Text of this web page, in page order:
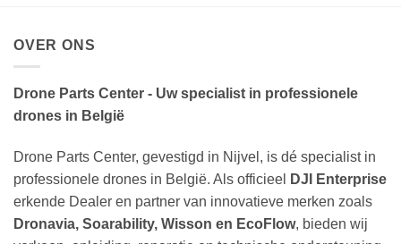
OVER ONS
Drone Parts Center - Uw specialist in professionele
drones in België
Drone Parts Center, gevestigd in Nijvel, is dé specialist in
professionele drones in België. Als officieel
DJI Enterprise
erkende Dealer en partner van innovatieve merken zoals
Dronavia, Soarability, Wisson en EcoFlow, bieden wij